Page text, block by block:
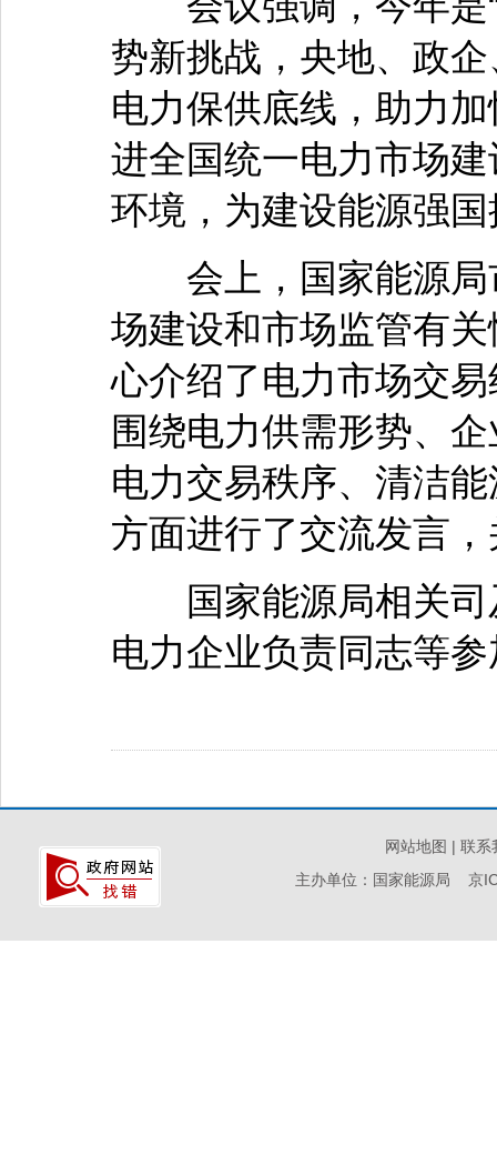
势新挑战，央地、政
电力保供底线，助力
进全国统一电力市场
环境，为建设能源强
会上，国家能源局
场建设和市场监管有
心介绍了电力市场交
围绕电力供需形势、
电力交易秩序、清洁
方面进行了交流发言
国家能源局相关司
电力企业负责同志等